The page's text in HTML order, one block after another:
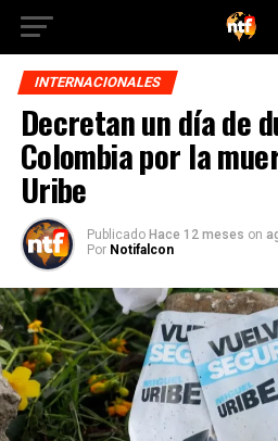
INTERNACIONALES
Decretan un día de
Colombia por la
Uribe
Publicado Hace 12 meses on
Por Notifalcon